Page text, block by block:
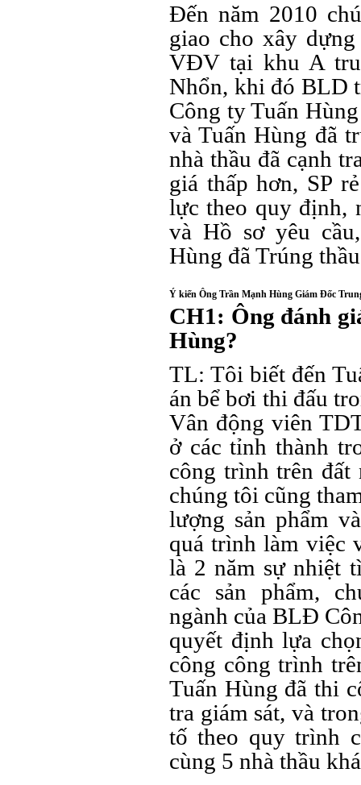
Đến năm 2010
giao cho xây
VĐV tại khu A
Nhổn, khi đó BLD
Công ty Tuấn
và Tuấn Hùng đã
nhà thầu đã cạnh
giá thấp hơn, SP
lực theo quy định,
và Hồ sơ yêu
Hùng đã Trúng
Ý kiến Ông Trần Mạnh Hùng Giám Đốc
CH1: Ông đánh
Hùng?
TL: Tôi biết đến
án bể bơi thi đấu
Vân động viên
ở các tỉnh thành
công trình trên
chúng tôi cũng
lượng sản phẩm
quá trình làm việc
là 2 năm sự nhiệt
các sản phẩm,
ngành của BLĐ
quyết định lựa
công công trình
Tuấn Hùng đã thi
tra giám sát, và
tố theo quy trình
cùng 5 nhà thầu